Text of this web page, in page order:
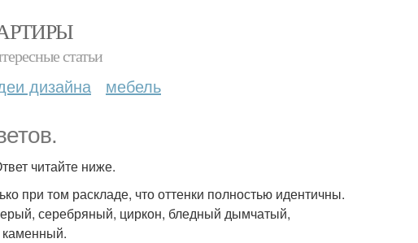
статьи
дизайна мебель
читайте ниже.
при том раскладе, что оттенки полностью идентичны.
серебряный, циркон, бледный дымчатый,
каменный.